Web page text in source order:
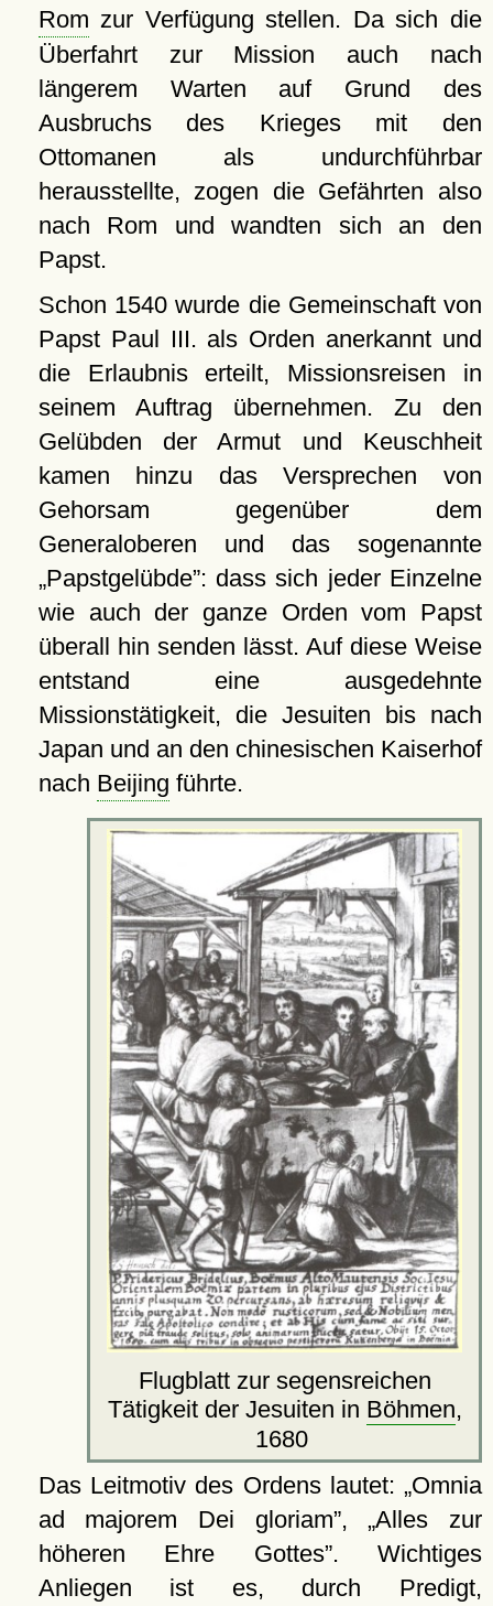
Rom zur Verfügung stellen. Da sich die
Überfahrt zur Mission auch nach
längerem Warten auf Grund des
Ausbruchs des Krieges mit den
Ottomanen als undurchführbar
herausstellte, zogen die Gefährten also
nach Rom und wandten sich an den
Papst.
Schon 1540 wurde die Gemeinschaft von
Papst Paul III. als Orden anerkannt und
die Erlaubnis erteilt, Missionsreisen in
seinem Auftrag übernehmen. Zu den
Gelübden der Armut und Keuschheit
kamen hinzu das Versprechen von
Gehorsam gegenüber dem
Generaloberen und das sogenannte
Papstgelübde : dass sich jeder Einzelne
wie auch der ganze Orden vom Papst
überall hin senden lässt. Auf diese Weise
entstand eine ausgedehnte
Missionstätigkeit, die Jesuiten bis nach
Japan und an den chinesischen Kaiserhof
nach Beijing führte.
Flugblatt zur segensreichen
Tätigkeit der Jesuiten in Böhmen,
1680
Das Leitmotiv des Ordens lautet:
Omnia
ad majorem Dei gloriam , Alles zur
höheren Ehre Gottes . Wichtiges
Anliegen ist es, durch Predigt,